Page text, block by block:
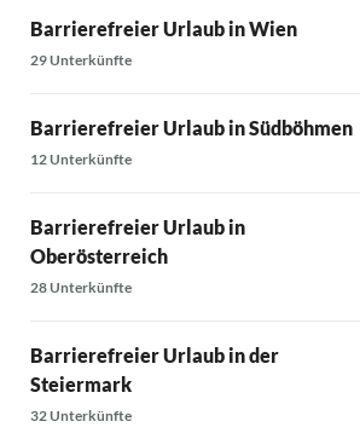
Barrierefreier Urlaub in Wien
29 Unterkünfte
Barrierefreier Urlaub in Südböhmen
12 Unterkünfte
Barrierefreier Urlaub in
Oberösterreich
28 Unterkünfte
Barrierefreier Urlaub in der
Steiermark
32 Unterkünfte